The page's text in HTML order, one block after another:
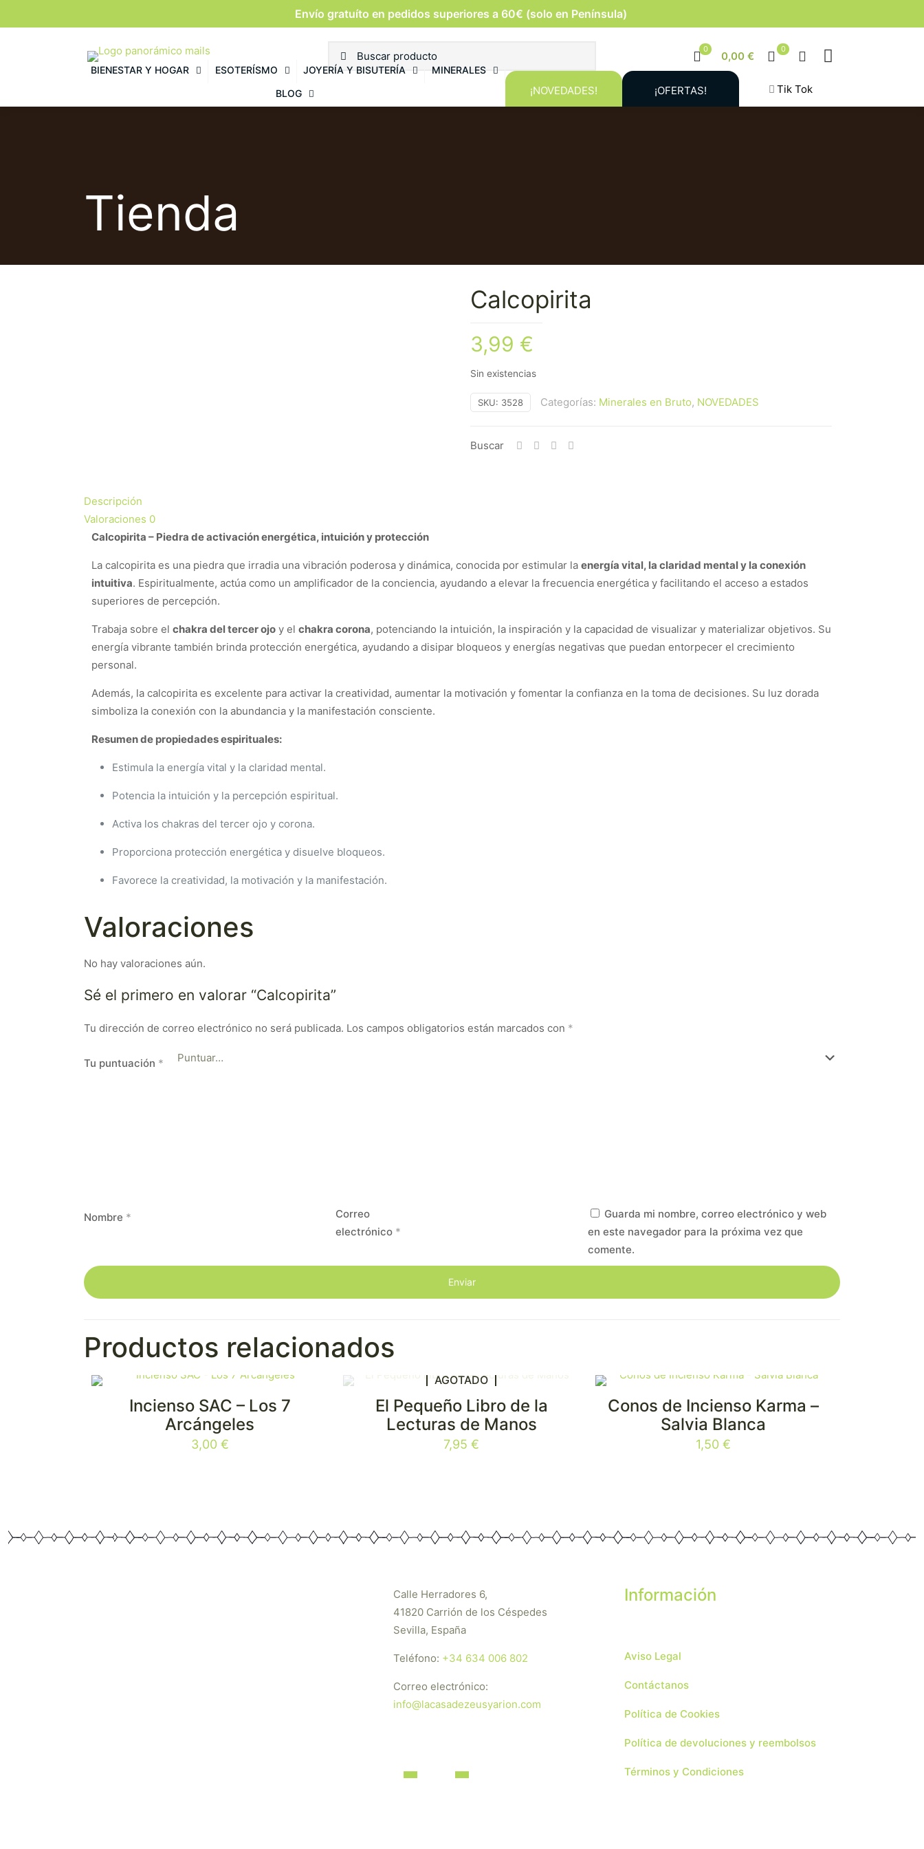
Envío gratuíto en pedidos superiores a 60€ (solo en Península)
0
0,00 €
0
BIENESTAR Y HOGAR ESOTERÍSMO JOYERÍA Y BISUTERÍA
MINERALES
BLOG
¡NOVEDADES! ¡OFERTAS! Tik Tok
Tienda
Calcopirita
3,99 €
Sin existencias
SKU: 3528 Categorías: Minerales en Bruto, NOVEDADES
Buscar
Descripción
Valoraciones 0
Calcopirita – Piedra de activación energética, intuición y protección
La calcopirita es una piedra que irradia una vibración poderosa y dinámica, conocida por estimular la energía vital, la claridad mental y la conexión
intuitiva. Espiritualmente, actúa como un amplificador de la conciencia, ayudando a elevar la frecuencia energética y facilitando el acceso a estados
superiores de percepción.
Trabaja sobre el chakra del tercer ojo y el chakra corona, potenciando la intuición, la inspiración y la capacidad de visualizar y materializar objetivos. Su
energía vibrante también brinda protección energética, ayudando a disipar bloqueos y energías negativas que puedan entorpecer el crecimiento
personal.
Además, la calcopirita es excelente para activar la creatividad, aumentar la motivación y fomentar la confianza en la toma de decisiones. Su luz dorada
simboliza la conexión con la abundancia y la manifestación consciente.
Resumen de propiedades espirituales:
Estimula la energía vital y la claridad mental.
Potencia la intuición y la percepción espiritual.
Activa los chakras del tercer ojo y corona.
Proporciona protección energética y disuelve bloqueos.
Favorece la creatividad, la motivación y la manifestación.
Valoraciones
No hay valoraciones aún.
Sé el primero en valorar “Calcopirita”
Tu dirección de correo electrónico no será publicada. Los campos obligatorios están marcados con *
Tu puntuación *
Nombre *
Correo
electrónico *
Guarda mi nombre, correo electrónico y web
en este navegador para la próxima vez que
comente.
Productos relacionados
Incienso SAC – Los 7
Arcángeles
3,00 €
AGOTADO
El Pequeño Libro de la
Lecturas de Manos
7,95€
Conos de Incienso Karma –
Salvia Blanca
1,50€
Calle Herradores 6,
41820 Carrión de los Céspedes
Sevilla, España
Teléfono: +34 634 006 802
Correo electrónico:
info@lacasadezeusyarion.com
Información
Aviso Legal
Contáctanos
Política de Cookies
Política de devoluciones y reembolsos
Términos y Condiciones